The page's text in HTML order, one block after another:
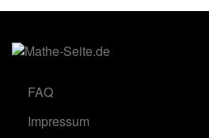
FAQ
Impressum